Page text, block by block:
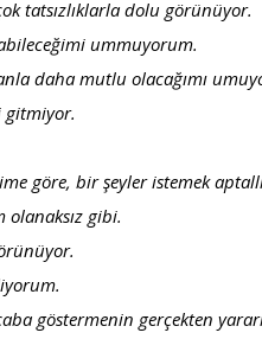
tatsızlıklarla dolu görünüyor.
ummuyorum.
daha mutlu olacağımı
göre, bir şeyler istemek
olanaksız gibi.
göstermenin gerçekten